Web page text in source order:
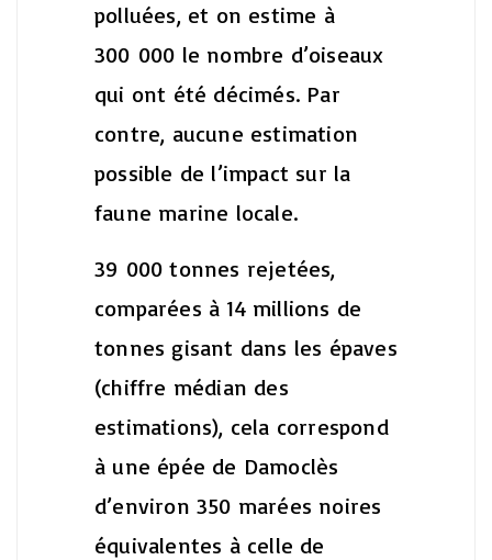
polluées, et on estime à
300 000 le nombre d’oiseaux
qui ont été décimés. Par
contre, aucune estimation
possible de l’impact sur la
faune marine locale.
39 000 tonnes rejetées,
comparées à 14 millions de
tonnes gisant dans les épaves
(chiffre médian des
estimations), cela correspond
à une épée de Damoclès
d’environ 350 marées noires
équivalentes à celle de